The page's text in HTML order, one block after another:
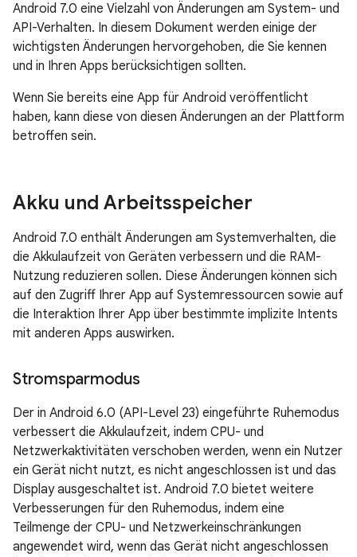
Android 7.0 eine Vielzahl von Änderungen am System- und
API-Verhalten. In diesem Dokument werden einige der
wichtigsten Änderungen hervorgehoben, die Sie kennen
und in Ihren Apps berücksichtigen sollten.
Wenn Sie bereits eine App für Android veröffentlicht
haben, kann diese von diesen Änderungen an der Plattform
betroffen sein.
Akku und Arbeitsspeicher
Android 7.0 enthält Änderungen am Systemverhalten, die
die Akkulaufzeit von Geräten verbessern und die RAM-
Nutzung reduzieren sollen. Diese Änderungen können sich
auf den Zugriff Ihrer App auf Systemressourcen sowie auf
die Interaktion Ihrer App über bestimmte implizite Intents
mit anderen Apps auswirken.
Stromsparmodus
Der in Android 6.0 (API-Level 23) eingeführte Ruhemodus
verbessert die Akkulaufzeit, indem CPU- und
Netzwerkaktivitäten verschoben werden, wenn ein Nutzer
ein Gerät nicht nutzt, es nicht angeschlossen ist und das
Display ausgeschaltet ist. Android 7.0 bietet weitere
Verbesserungen für den Ruhemodus, indem eine
Teilmenge der CPU- und Netzwerkeinschränkungen
angewendet wird, wenn das Gerät nicht angeschlossen